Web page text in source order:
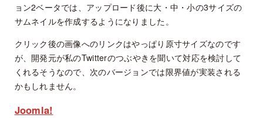
ョン2ベータでは、アップロード後に大・中・小の3サイズの
サムネイルを作成するようになりました。
クリック後の画像へのリンクはやっぱり原寸サイズなのです
が、開発元が私のTwitterのつぶやきを聞いて対応を検討して
くれるそうなので、次のバージョンでは限界値が実装される
かもしれません。
Joomla!